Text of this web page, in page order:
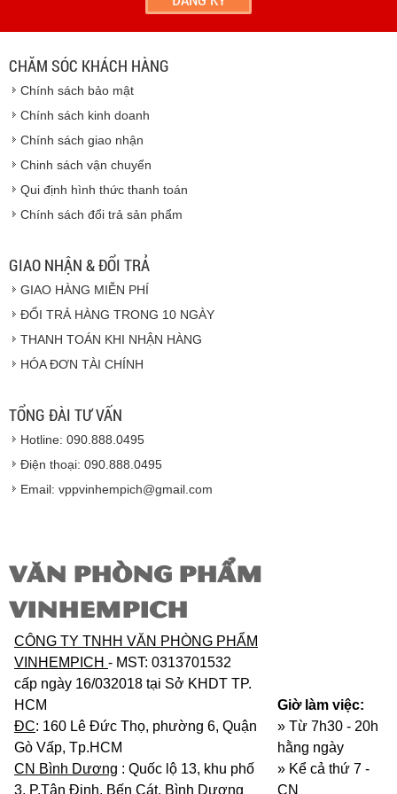
địa chỉ khách hàng cung cấp.
Vinhempich
CAM KẾT CHẤT LƯỢNG
Hàng hóa được giao cho quý khách là hàng mới
100% nguyên đai nguyên kiện.
Vinhempich
độ bảo hành sản phẩm đối với nhà sản xuất hoặc
nhà nhập khẩu nếu sản phẩm bị lỗi hoặc hỏng hóc
CHĂM SÓC KHÁCH HÀNG
Chính sách bảo mật
Chính sách kinh doanh
Chính sách giao nhận
Chinh sách vận chuyển
Qui định hình thức thanh toán
Chính sách đổi trả sản phẩm
GIAO NHẬN & ĐỔI TRẢ
GIAO HÀNG MIỄN PHÍ
ĐỔI TRẢ HÀNG TRONG 10 NGÀY
THANH TOÁN KHI NHẬN HÀNG
HÓA ĐƠN TÀI CHÍNH
TỔNG ĐÀI TƯ VẤN
Hotline: 090.888.0495
Điện thoại: 090.888.0495
Email: vppvinhempich@gmail.com
VĂN PHÒNG PHẨM
VINHEMPICH
CÔNG TY TNHH VĂN PHÒNG PHẨM
VINHEMPICH - MST: 0313701532
cấp ngày 16/032018 tại Sở KHDT TP.
HCM
ĐC: 160 Lê Đức Thọ, phường 6, Quận
Gò Vấp, Tp.HCM
CN Bình Dương : Quốc lộ 13, khu phố
3, P.Tân Định, Bến Cát, Bình Dương
Giờ làm việc:
» Từ 7h30 - 20h
hằng ngày
» Kể cả thứ 7 -
CN